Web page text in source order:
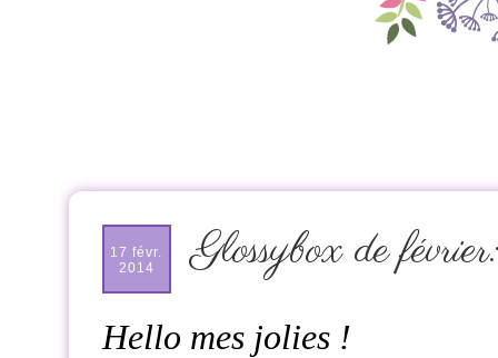
17 févr.
2014
Glossybox de
Hello mes jolies !